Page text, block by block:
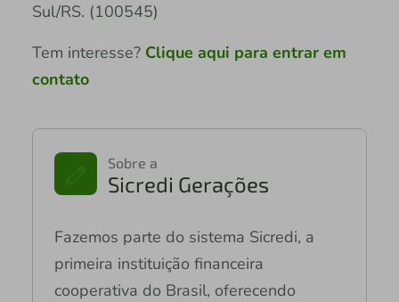
Sul/RS. (100545)
Tem interesse? Clique aqui para entrar em
contato
Sobre a
Sicredi Gerações
Fazemos parte do sistema Sicredi, a
primeira instituição financeira
cooperativa do Brasil, oferecendo